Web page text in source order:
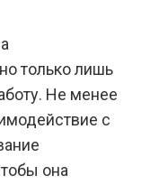
только лишь
Не менее
с
она